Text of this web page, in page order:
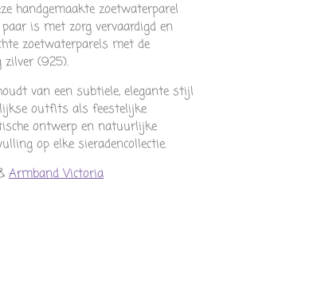
handgemaakte zoetwaterparel
is met zorg vervaardigd en
zoetwaterparels met de
(925).
van een subtiele, elegante stijl
outfits als feestelijke
ontwerp en natuurlijke
op elke sieradencollectie.
Armband Victoria